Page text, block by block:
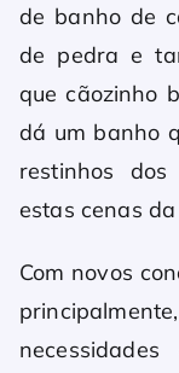
de banho de
de pedra e
que cãozinho
dá um banho
restinhos
estas cenas
Com novos